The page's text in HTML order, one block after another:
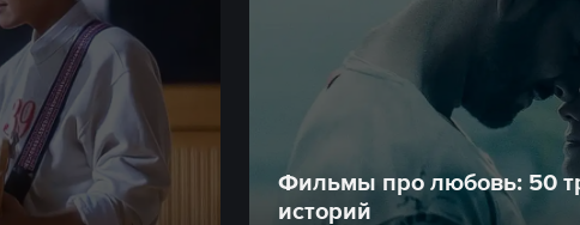
Фильмы про любовь: 50
историй